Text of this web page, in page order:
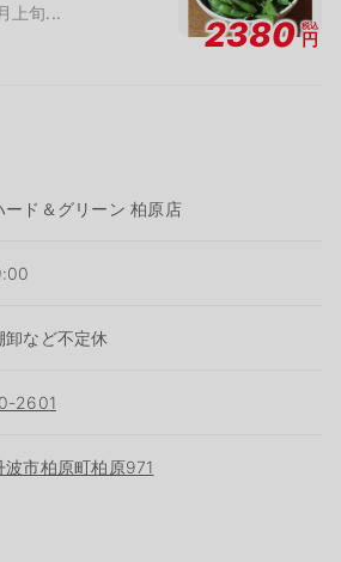
上旬...
2380 税込
円
ード＆グリーン 柏原店
卸など不定休
2601
波市柏原町柏原971